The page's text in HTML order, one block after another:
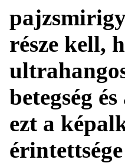
része kell,
betegség
ezt a